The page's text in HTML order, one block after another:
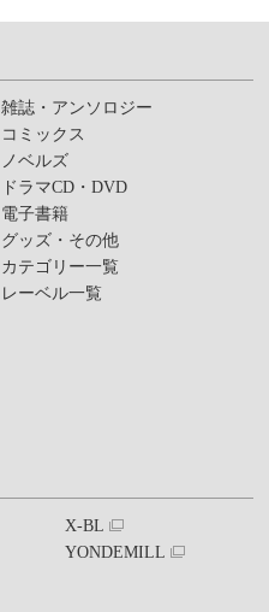
雑誌・アンソロジー
コミックス
ノベルズ
ドラマCD・DVD
電子書籍
グッズ・その他
カテゴリー一覧
レーベル一覧
X-BL
YONDEMILL